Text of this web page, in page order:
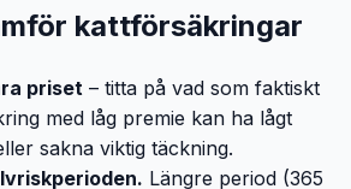
kattförsäkringar
priset – titta på vad som faktiskt
med låg premie kan ha lågt
sakna viktig täckning.
Längre period (365